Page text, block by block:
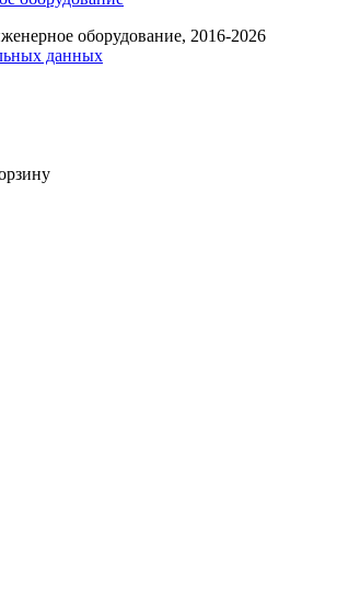
оборудование, 2016-2026
данных